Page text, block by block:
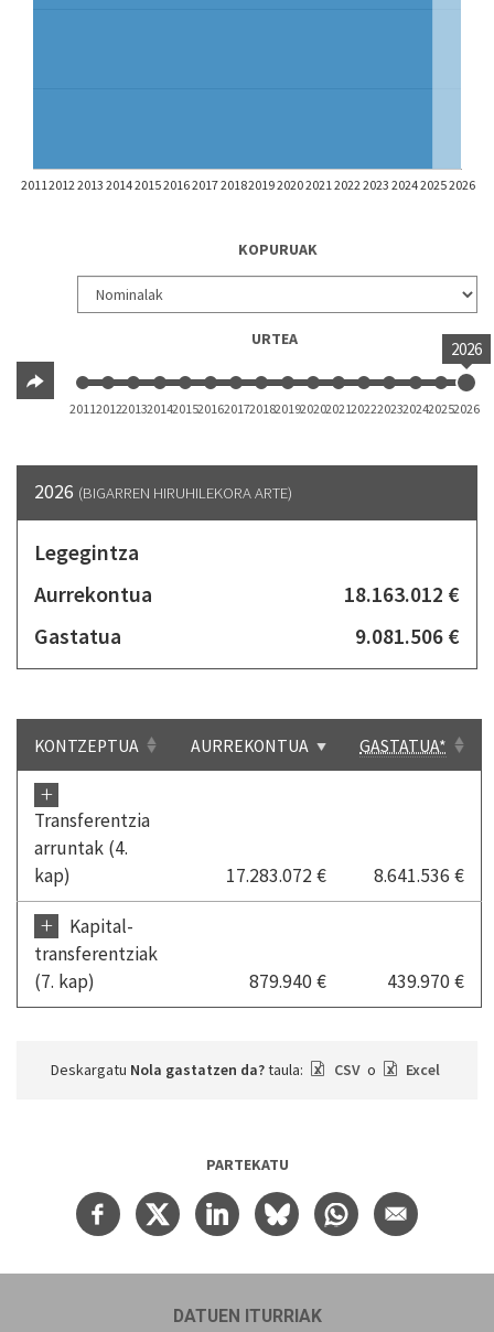
2011 2012 2013 20142015201620172018201920202021 20222023202420252026
KOPURUAK
URTEA 2026
2011201220132014201520162017201820192020202120222023202420252026
2026 (BIGARREN HIRUHILEKORA ARTE)
Legegintza
Aurrekontua
18.163.012 €
Gastatua
9.081.506 €
KONTZEPTUA AURREKONTUA GASTATUA*
+
Transferentzia
arruntak (4.
kap)
17.283.072 € 8.641.536 €
+
Kapital-
transferentziak
(7. kap)
879.940 € 439.970 €
Deskargatu Nola gastatzen da?taula: CSV o Excel
PARTEKATU
DATUEN ITURRIAK